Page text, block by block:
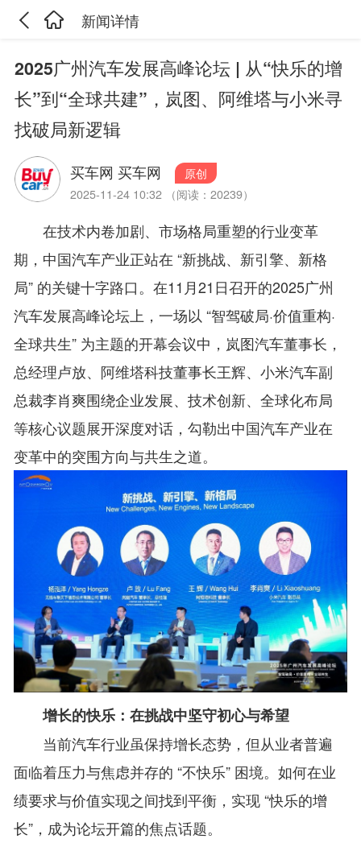
新闻详情
2025广州汽车发展高峰论坛 | 从“快乐的增
长”到“全球共建”，岚图、阿维塔与小米寻
找破局新逻辑
买车网 买车网
原创
2025-11-24 10:32 （阅读：20239）
在技术内卷加剧、市场格局重塑的行业变革
期，中国汽车产业正站在 “新挑战、新引擎、新格
局” 的关键十字路口。在11月21日召开的2025广州
汽车发展高峰论坛上，一场以 “智驾破局·价值重构·
全球共生” 为主题的开幕会议中，岚图汽车董事长，
总经理卢放、阿维塔科技董事长王辉、小米汽车副
总裁李肖爽围绕企业发展、技术创新、全球化布局
等核心议题展开深度对话，勾勒出中国汽车产业在
变革中的突围方向与共生之道。
增长的快乐：在挑战中坚守初心与希望
当前汽车行业虽保持增长态势，但从业者普遍
面临着压力与焦虑并存的 “不快乐” 困境。如何在业
绩要求与价值实现之间找到平衡，实现 “快乐的增
长”，成为论坛开篇的焦点话题。